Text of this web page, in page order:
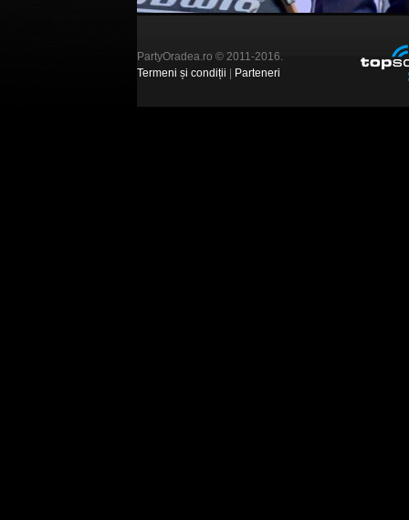
PartyOradea.ro © 2011-2016.
Termeni și condiții
Parteneri